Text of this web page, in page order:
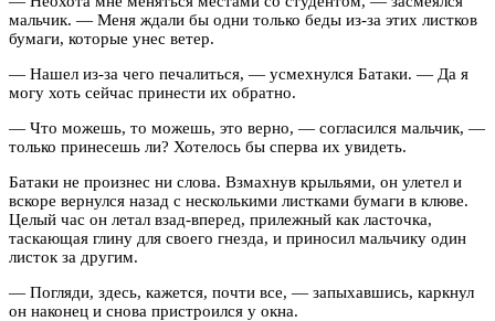
мальчик. — Меня ждали бы одни только беды из-за этих листков
бумаги, которые унес ветер.
— Нашел из-за чего печалиться, — усмехнулся Батаки. — Да я
могу хоть сейчас принести их обратно.
— Что можешь, то можешь, это верно, — согласился мальчик, —
только принесешь ли? Хотелось бы сперва их увидеть.
Батаки не произнес ни слова. Взмахнув крыльями, он улетел и
вскоре вернулся назад с несколькими листками бумаги в клюве.
Целый час он летал взад-вперед, прилежный как ласточка,
таскающая глину для своего гнезда, и приносил мальчику один
листок за другим.
— Погляди, здесь, кажется, почти все, — запыхавшись, каркнул
он наконец и снова пристроился у окна.